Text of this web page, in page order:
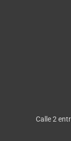
Calle 2